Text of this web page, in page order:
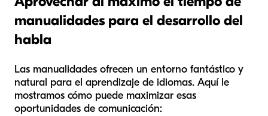
manualidades para el desarrollo del
habla
Las manualidades ofrecen un entorno fantástico y
natural para el aprendizaje de idiomas. Aquí le
mostramos cómo puede maximizar esas
oportunidades de comunicación: